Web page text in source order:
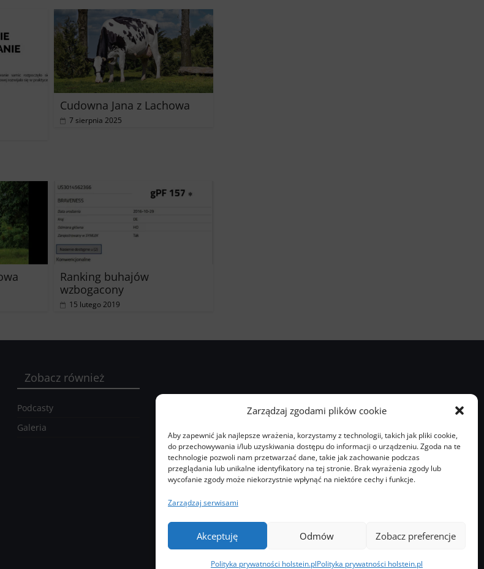
Zarządzaj zgodami plików cookie
Aby zapewnić jak najlepsze wrażenia, korzystamy z technologii, takich jak pliki cookie,
do przechowywania i/lub uzyskiwania dostępu do informacji o urządzeniu. Zgoda na te
technologie pozwoli nam przetwarzać dane, takie jak zachowanie podczas
przeglądania lub unikalne identyfikatory na tej stronie. Brak wyrażenia zgody lub
wycofanie zgody może niekorzystnie wpłynąć na niektóre cechy i funkcje.
Zarządzaj serwisami
Akceptuję Odmów Zobacz preferencje
Polityka prywatności holstein.plPolityka prywatności holstein.pl
Cudowna Jana z Lachowa
7 sierpnia 2025
Ranking buhajów
wzbogacony
15 lutego 2019
Zobacz również
Podcasty
Galeria
Kontakt O nas Prenumerata